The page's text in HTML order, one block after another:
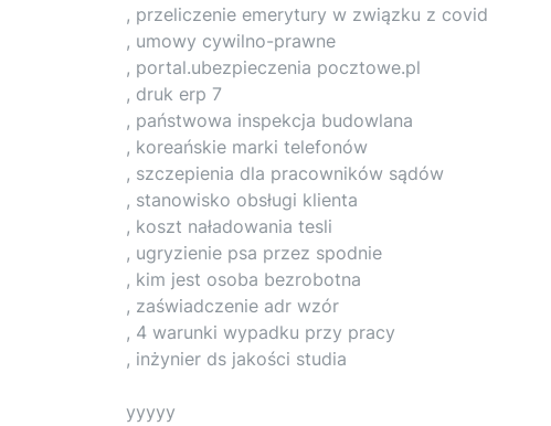
, przeliczenie emerytury w związku z covid
, umowy cywilno-prawne
, portal.ubezpieczenia pocztowe.pl
, druk erp 7
, państwowa inspekcja budowlana
, koreańskie marki telefonów
, szczepienia dla pracowników sądów
, stanowisko obsługi klienta
, koszt naładowania tesli
, ugryzienie psa przez spodnie
, kim jest osoba bezrobotna
, zaświadczenie adr wzór
, 4 warunki wypadku przy pracy
, inżynier ds jakości studia
yyyyy